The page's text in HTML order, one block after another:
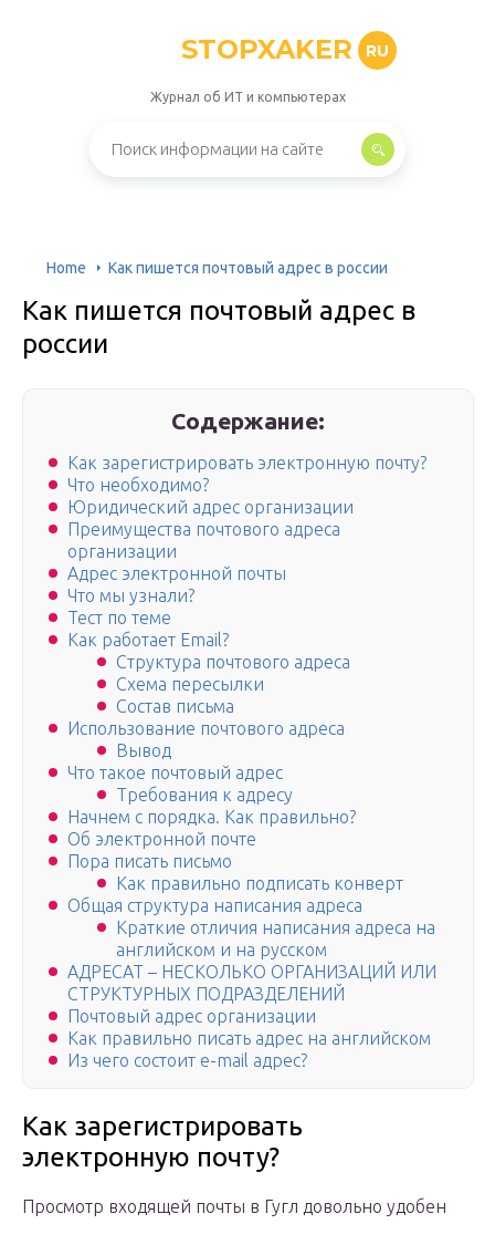
STOPXAKER RU
Журнал об ИТ и компьютерах
Home Как пишется почтовый адрес в россии
Как пишется почтовый адрес в
россии
Содержание:
Как зарегистрировать электронную почту?
Что необходимо?
Юридический адрес организации
Преимущества почтового адреса
организации
Адрес электронной почты
Что мы узнали?
Тест по теме
Как работает Email?
Структура почтового адреса
Схема пересылки
Состав письма
Использование почтового адреса
Вывод
Что такое почтовый адрес
Требования к адресу
Начнем с порядка. Как правильно?
Об электронной почте
Пора писать письмо
Как правильно подписать конверт
Общая структура написания адреса
Краткие отличия написания адреса на
английском и на русском
АДРЕСАТ – НЕСКОЛЬКО ОРГАНИЗАЦИЙ ИЛИ
СТРУКТУРНЫХ ПОДРАЗДЕЛЕНИЙ
Почтовый адрес организации
Как правильно писать адрес на английском
Из чего состоит e-mail адрес?
Как зарегистрировать
электронную почту?
Просмотр входящей почты в Гугл довольно удобен